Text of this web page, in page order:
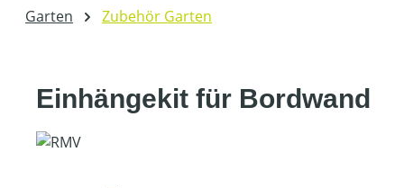
Garten Zubehör Garten
Einhängekit für Bordwand